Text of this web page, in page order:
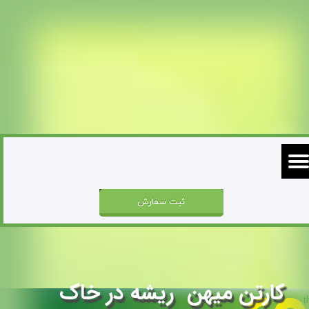
ثبت سفارش
کارتن میهن ریشه در خاک